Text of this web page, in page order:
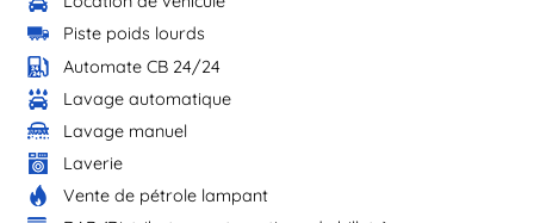
Piste poids lourds
Automate CB 24/24
Lavage automatique
Lavage manuel
Laverie
Vente de pétrole lampant